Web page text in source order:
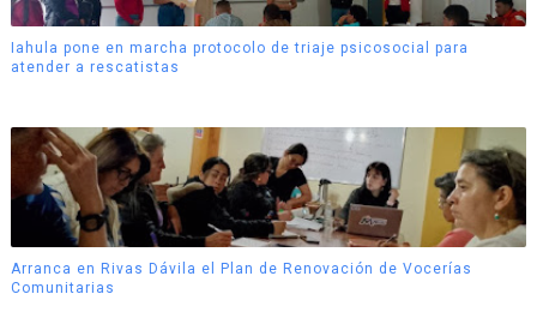
Iahula pone en marcha protocolo de triaje psicosocial para
atender a rescatistas
Arranca en Rivas Dávila el Plan de Renovación de Vocerías
Comunitarias